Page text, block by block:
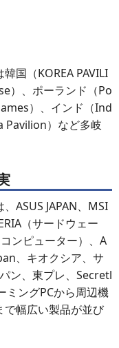
国（KOREA PAVILI
）、ポーランド（Po
）、インド（Ind
Pavilion）など多岐
ASUS JAPAN、MSI
（サードウェー
ンピューター）、A
、キオクシア、サ
ン、東プレ、Secretl
ミングPCから周辺機
で幅広い製品が並び